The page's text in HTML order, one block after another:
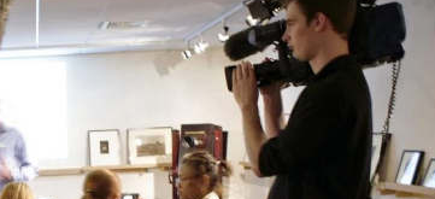
Apprendre autrement
Avec nos focus métiers